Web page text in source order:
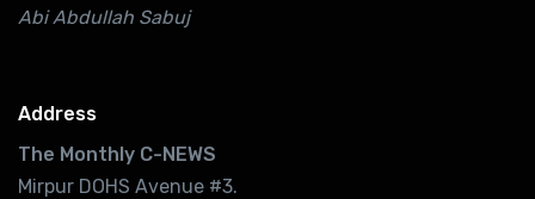
Abi Abdullah Sabuj
Address
The Monthly C-NEWS
Mirpur DOHS Avenue #3.